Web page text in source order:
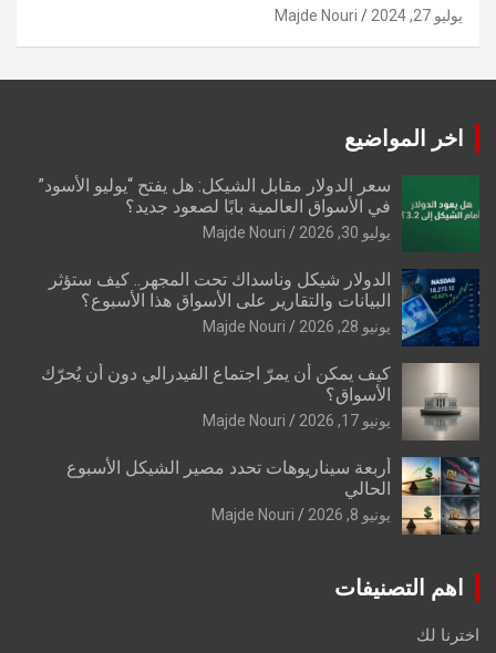
يوليو 27, 2024 Majde Nouri
اخر المواضيع
سعر الدولار مقابل الشيكل: هل يفتح “يوليو الأسود”
في الأسواق العالمية بابًا لصعود جديد؟
يوليو 30, 2026 Majde Nouri
الدولار شيكل وناسداك تحت المجهر.. كيف ستؤثر
البيانات والتقارير على الأسواق هذا الأسبوع؟
يونيو 28, 2026 Majde Nouri
كيف يمكن أن يمرّ اجتماع الفيدرالي دون أن يُحرّك
الأسواق؟
يونيو 17, 2026 Majde Nouri
أربعة سيناريوهات تحدد مصير الشيكل الأسبوع
الحالي
يونيو 8, 2026 Majde Nouri
اهم التصنيفات
اخترنا لك